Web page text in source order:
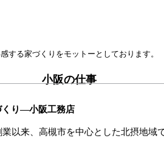
する家づくりをモットーとしております。
小阪の仕事
くり―小阪工務店
以来、高槻市を中心とした北摂地域